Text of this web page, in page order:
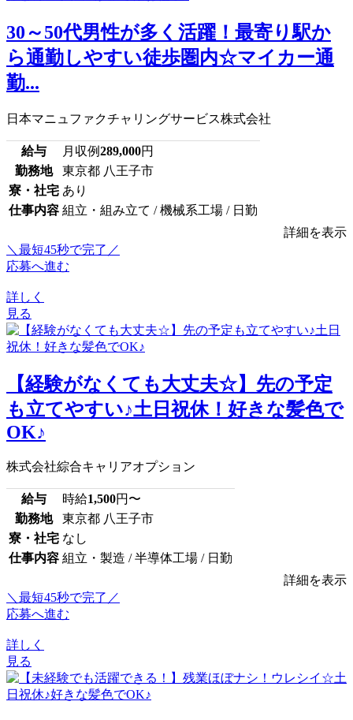
30～50代男性が多く活躍！最寄り駅か
ら通勤しやすい徒歩圏内☆マイカー通
勤...
日本マニュファクチャリングサービス株式会社
給与 月収例289,000円
勤務地
東京都 八王子市
寮・社宅 あり
仕事内容 組立・組み立て / 機械系工場 / 日勤
詳細を表示
＼最短45秒で完了／
応募へ進む
詳しく
見る
【経験がなくても大丈夫☆】先の予定
も立てやすい♪土日祝休！好きな髪色で
OK♪
株式会社綜合キャリアオプション
給与 時給1,500円〜
勤務地
東京都 八王子市
寮・社宅 なし
仕事内容 組立・製造 / 半導体工場 / 日勤
詳細を表示
＼最短45秒で完了／
応募へ進む
詳しく
見る